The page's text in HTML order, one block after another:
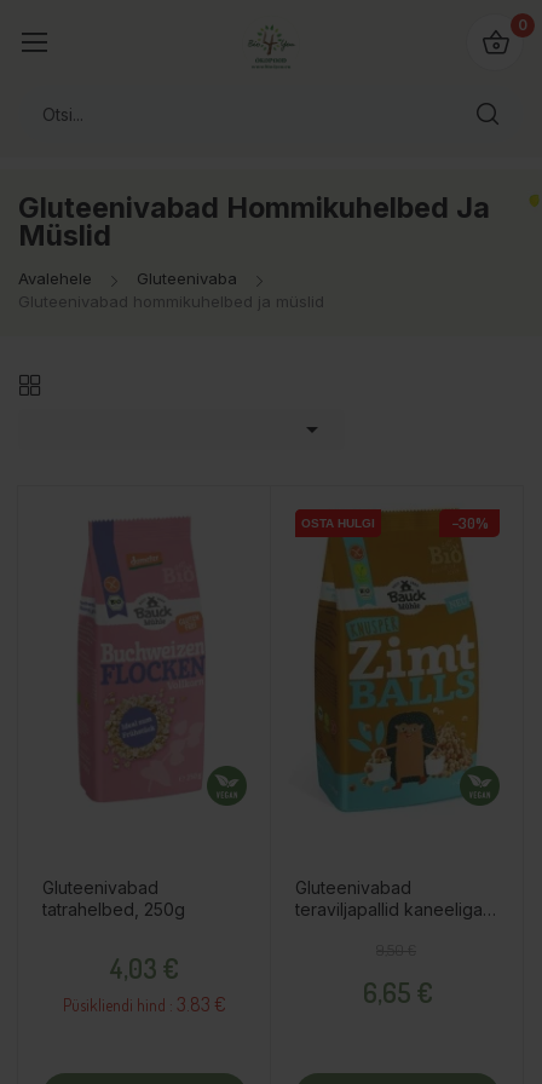
0
Gluteenivabad Hommikuhelbed Ja
Müslid
Avalehele
Gluteenivaba
Gluteenivabad hommikuhelbed ja müslid

Gluteenivabad
tatrahelbed, 250g
4,03 €
Püsikliendi hind : 3.83 €
OSTA HULGI
OSTA HULGI
OSTA HULGI −30%
Gluteenivabad
teraviljapallid kaneeliga,
6,65 €